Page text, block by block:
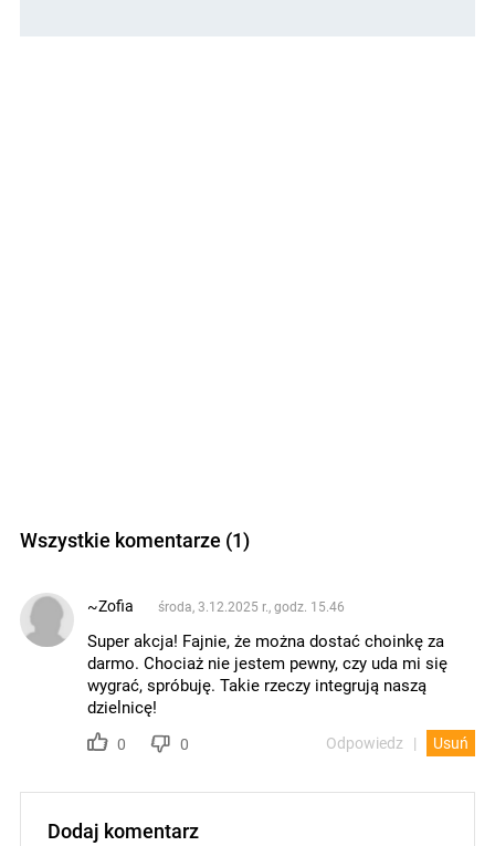
Wszystkie komentarze (1)
~Zofia środa, 3.12.2025 r., godz. 15.46
Super akcja! Fajnie, że można dostać choinkę za
darmo. Chociaż nie jestem pewny, czy uda mi się
wygrać, spróbuję. Takie rzeczy integrują naszą
dzielnicę!
0 0 Odpowiedz Usuń
Dodaj komentarz